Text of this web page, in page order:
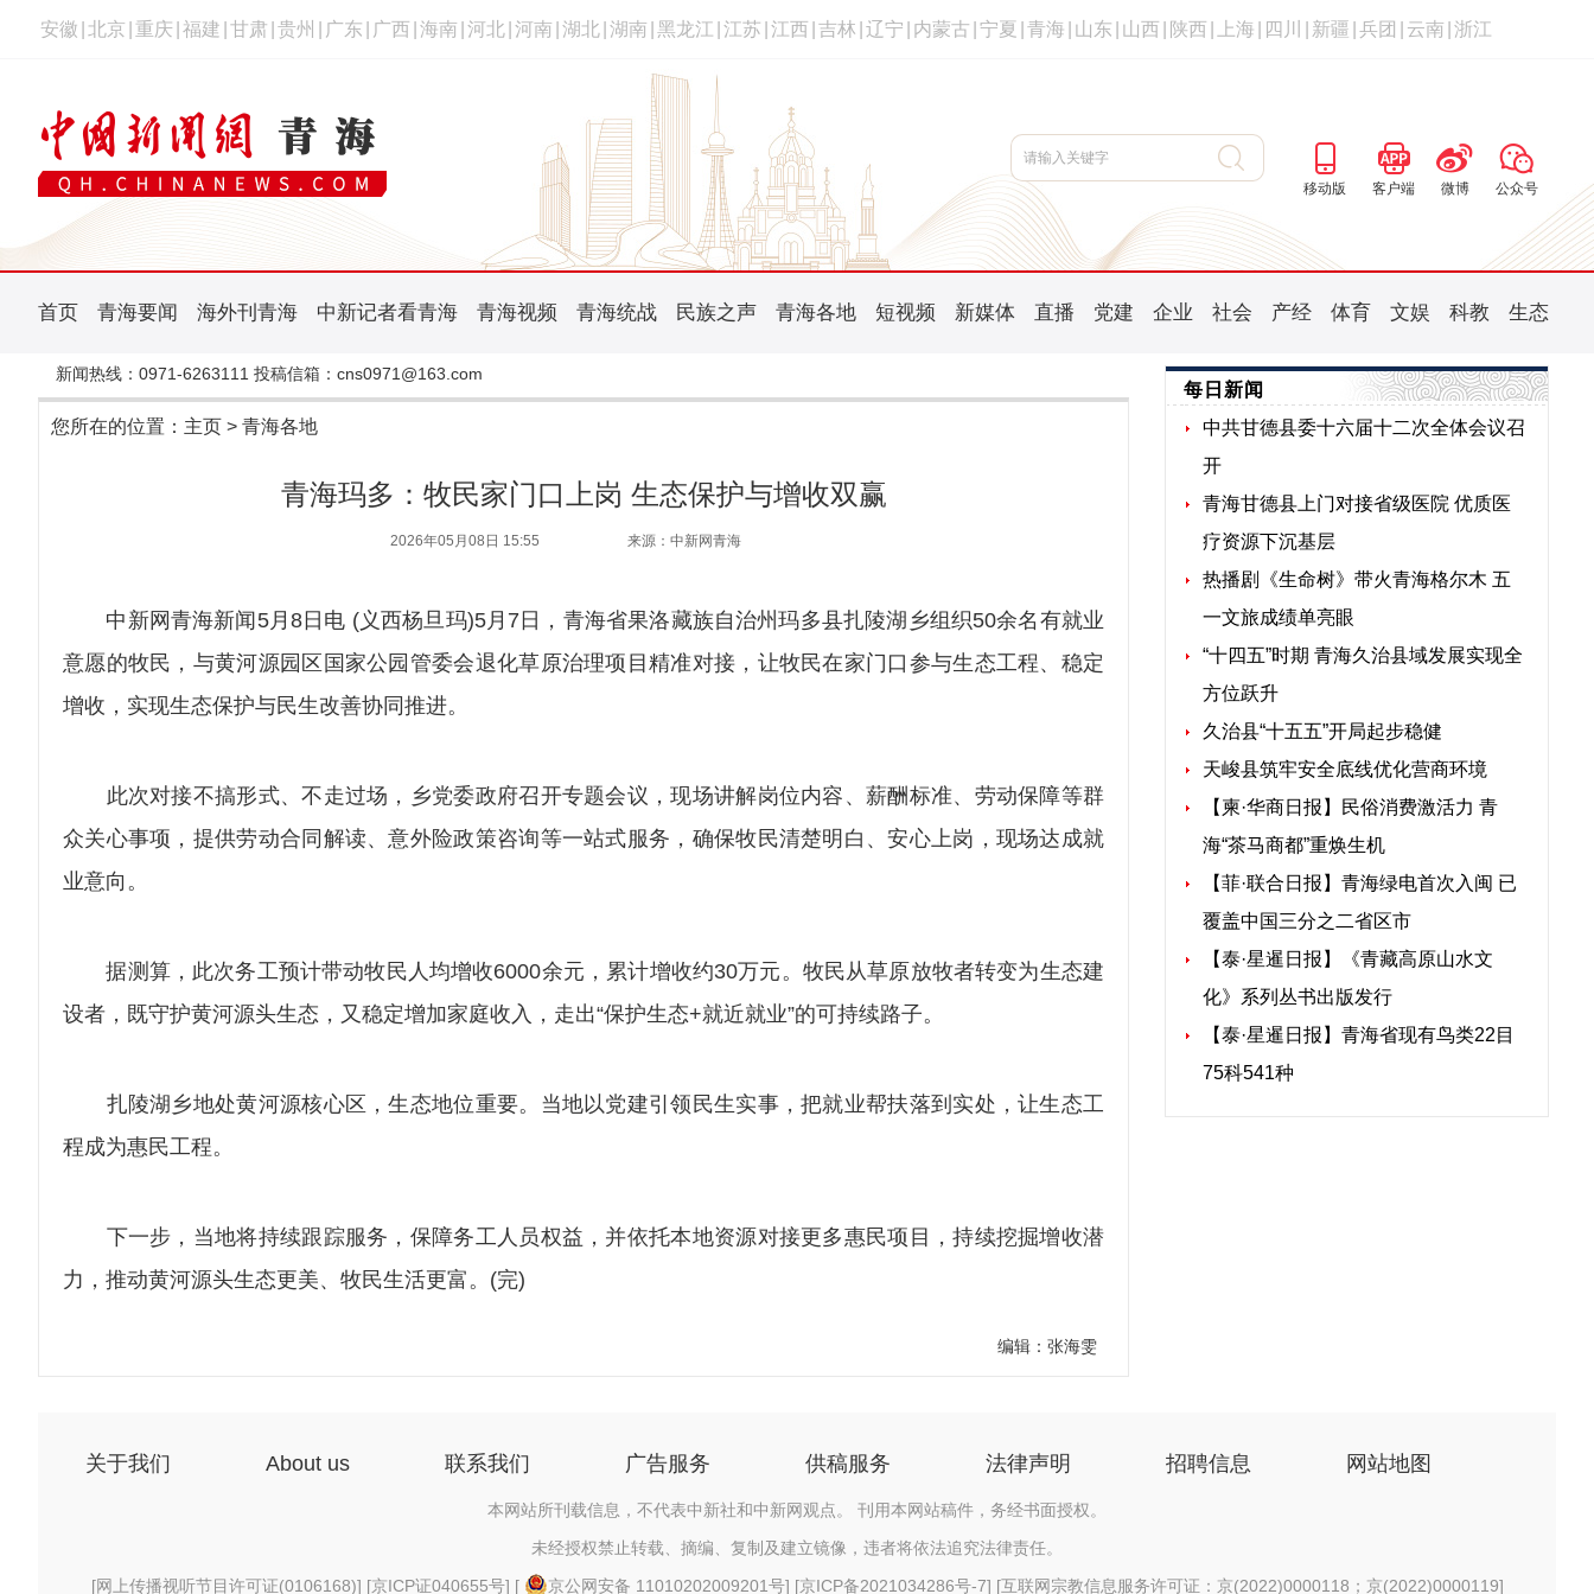
安徽 北京 重庆 福建 甘肃 贵州 广东 广西 海南 河北 河南 湖北 湖南 黑龙江 江苏 江西 吉林 辽宁 内蒙古 宁夏 青海 山东 山西 陕西 上海 四川 新疆 兵团 云南 浙江
移动版 客户端 微博 公众号
首页 青海要闻 海外刊青海 中新记者看青海 青海视频 青海统战 民族之声 青海各地 短视频 新媒体 直播 党建 企业 社会 产经 体育 文娱 科教 生态
新闻热线：0971-6263111 投稿信箱：cns0971@163.com
您所在的位置： 主页 > 青海各地
青海玛多：牧民家门口上岗 生态保护与增收双赢
2026年05月08日 15:55 来源：中新网青海
中新网青海新闻5月8日电 (义西杨旦玛)5月7日，青海省果洛藏族自治州玛多县扎陵湖乡组织50余名有就业
意愿的牧民，与黄河源园区国家公园管委会退化草原治理项目精准对接，让牧民在家门口参与生态工程、稳定
增收，实现生态保护与民生改善协同推进。
此次对接不搞形式、不走过场，乡党委政府召开专题会议，现场讲解岗位内容、薪酬标准、劳动保障等群
众关心事项，提供劳动合同解读、意外险政策咨询等一站式服务，确保牧民清楚明白、安心上岗，现场达成就
业意向。
据测算，此次务工预计带动牧民人均增收6000余元，累计增收约30万元。牧民从草原放牧者转变为生态建
设者，既守护黄河源头生态，又稳定增加家庭收入，走出“保护生态+就近就业”的可持续路子。
扎陵湖乡地处黄河源核心区，生态地位重要。当地以党建引领民生实事，把就业帮扶落到实处，让生态工
程成为惠民工程。
下一步，当地将持续跟踪服务，保障务工人员权益，并依托本地资源对接更多惠民项目，持续挖掘增收潜
力，推动黄河源头生态更美、牧民生活更富。(完)
编辑：张海雯
每日新闻
中共甘德县委十六届十二次全体会议召
开
青海甘德县上门对接省级医院 优质医
疗资源下沉基层
热播剧《生命树》带火青海格尔木 五
一文旅成绩单亮眼
“十四五”时期 青海久治县域发展实现全
方位跃升
久治县“十五五”开局起步稳健
天峻县筑牢安全底线优化营商环境
【柬·华商日报】民俗消费激活力 青
海“茶马商都”重焕生机
【菲·联合日报】青海绿电首次入闽 已
覆盖中国三分之二省区市
【泰·星暹日报】《青藏高原山水文
化》系列丛书出版发行
【泰·星暹日报】青海省现有鸟类22目
75科541种
关于我们 About us 联系我们 广告服务 供稿服务 法律声明 招聘信息 网站地图
本网站所刊载信息，不代表中新社和中新网观点。 刊用本网站稿件，务经书面授权。
未经授权禁止转载、摘编、复制及建立镜像，违者将依法追究法律责任。
[网上传播视听节目许可证(0106168)] [京ICP证040655号] [ 京公网安备 11010202009201号] [京ICP备2021034286号-7] [互联网宗教信息服务许可证：京(2022)0000118；京(2022)0000119]